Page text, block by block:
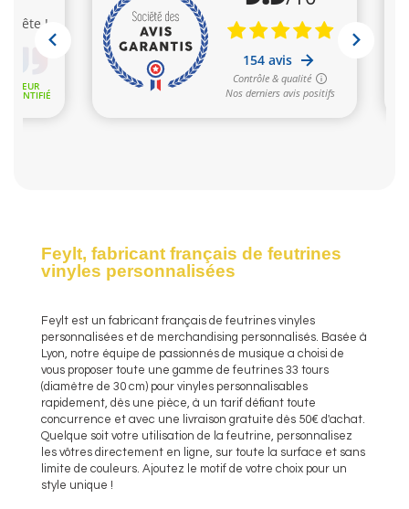
Feylt, fabricant français de feutrines
vinyles personnalisées
Feylt est un fabricant français de feutrines vinyles
personnalisées et de merchandising personnalisés. Basée à
Lyon, notre équipe de passionnés de musique a choisi de
vous proposer toute une gamme de feutrines 33 tours
(diamètre de 30 cm) pour vinyles personnalisables
rapidement, dès une pièce, à un tarif défiant toute
concurrence et avec une livraison gratuite dès 50€ d'achat.
Quelque soit votre utilisation de la feutrine, personnalisez
les vôtres directement en ligne, sur toute la surface et sans
limite de couleurs. Ajoutez le motif de votre choix pour un
style unique !